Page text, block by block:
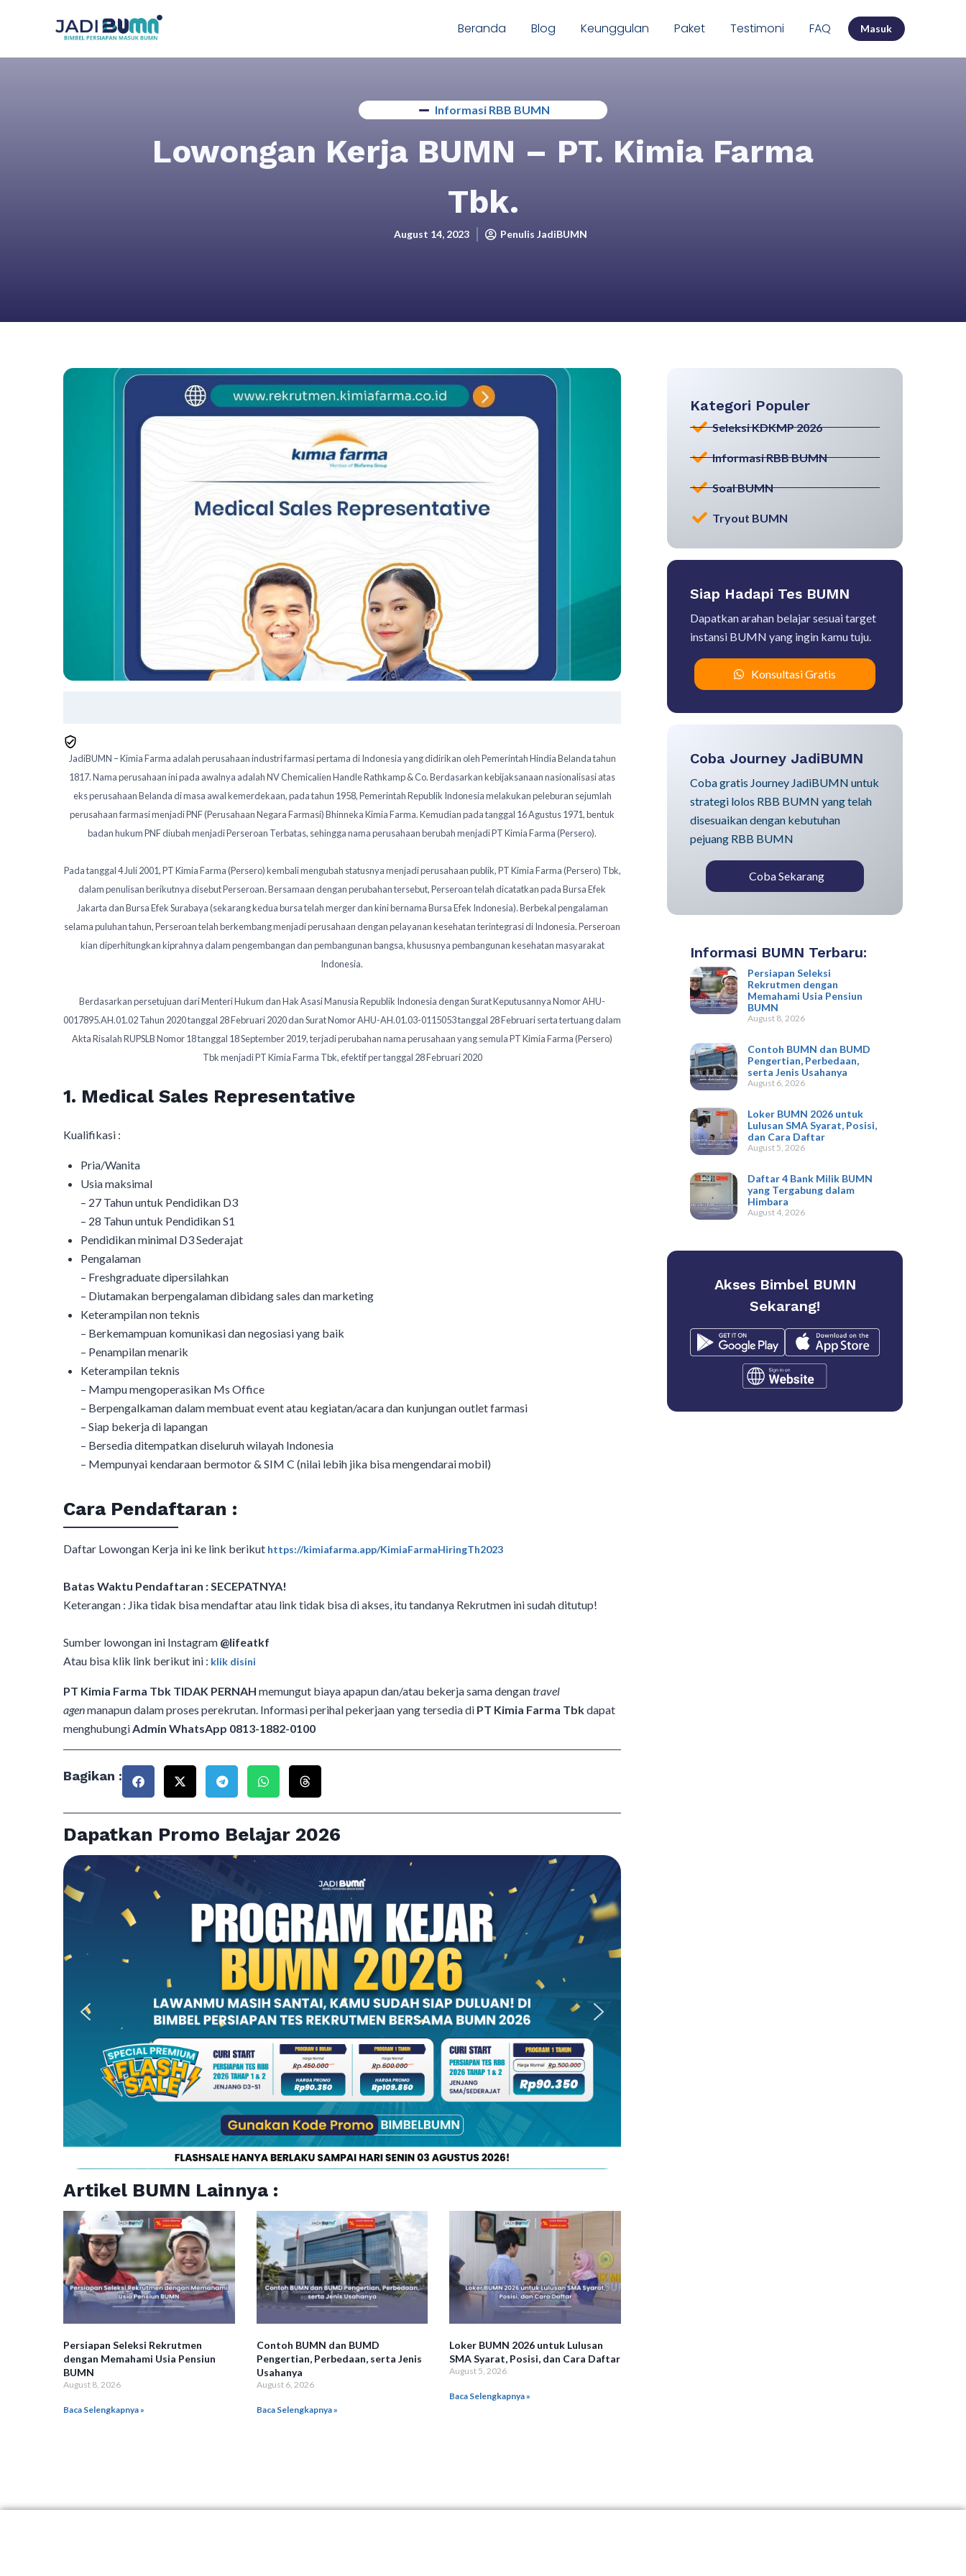
Beranda Blog Keunggulan Paket Testimoni FAQ Masuk
Informasi RBB BUMN
Lowongan Kerja BUMN – PT. Kimia Farma
Tbk.
August 14, 2023 Penulis JadiBUMN
JadiBUMN – Kimia Farma adalah perusahaan industri farmasi pertama di Indonesia yang didirikan oleh Pemerintah Hindia Belanda tahun
1817. Nama perusahaan ini pada awalnya adalah NV Chemicalien Handle Rathkamp & Co. Berdasarkan kebijaksanaan nasionalisasi atas
eks perusahaan Belanda di masa awal kemerdekaan, pada tahun 1958, Pemerintah Republik Indonesia melakukan peleburan sejumlah
perusahaan farmasi menjadi PNF (Perusahaan Negara Farmasi) Bhinneka Kimia Farma. Kemudian pada tanggal 16 Agustus 1971, bentuk
badan hukum PNF diubah menjadi Perseroan Terbatas, sehingga nama perusahaan berubah menjadi PT Kimia Farma (Persero).
Pada tanggal 4 Juli 2001, PT Kimia Farma (Persero) kembali mengubah statusnya menjadi perusahaan publik, PT Kimia Farma (Persero) Tbk,
dalam penulisan berikutnya disebut Perseroan. Bersamaan dengan perubahan tersebut, Perseroan telah dicatatkan pada Bursa Efek
Jakarta dan Bursa Efek Surabaya (sekarang kedua bursa telah merger dan kini bernama Bursa Efek Indonesia). Berbekal pengalaman
selama puluhan tahun, Perseroan telah berkembang menjadi perusahaan dengan pelayanan kesehatan terintegrasi di Indonesia. Perseroan
kian diperhitungkan kiprahnya dalam pengembangan dan pembangunan bangsa, khususnya pembangunan kesehatan masyarakat
Indonesia.
Berdasarkan persetujuan dari Menteri Hukum dan Hak Asasi Manusia Republik Indonesia dengan Surat Keputusannya Nomor AHU-
0017895.AH.01.02 Tahun 2020 tanggal 28 Februari 2020 dan Surat Nomor AHU-AH.01.03-0115053 tanggal 28 Februari serta tertuang dalam
Akta Risalah RUPSLB Nomor 18 tanggal 18 September 2019, terjadi perubahan nama perusahaan yang semula PT Kimia Farma (Persero)
Tbk menjadi PT Kimia Farma Tbk, efektif per tanggal 28 Februari 2020
1. Medical Sales Representative
Kualifikasi :
Pria/Wanita
Usia maksimal
– 27 Tahun untuk Pendidikan D3
– 28 Tahun untuk Pendidikan S1
Pendidikan minimal D3 Sederajat
Pengalaman
– Freshgraduate dipersilahkan
– Diutamakan berpengalaman dibidang sales dan marketing
Keterampilan non teknis
– Berkemampuan komunikasi dan negosiasi yang baik
– Penampilan menarik
Keterampilan teknis
– Mampu mengoperasikan Ms Office
– Berpengalkaman dalam membuat event atau kegiatan/acara dan kunjungan outlet farmasi
– Siap bekerja di lapangan
– Bersedia ditempatkan diseluruh wilayah Indonesia
– Mempunyai kendaraan bermotor & SIM C (nilai lebih jika bisa mengendarai mobil)
Cara Pendaftaran :
Daftar Lowongan Kerja ini ke link berikut https://kimiafarma.app/KimiaFarmaHiringTh2023
Batas Waktu Pendaftaran : SECEPATNYA!
Keterangan : Jika tidak bisa mendaftar atau link tidak bisa di akses, itu tandanya Rekrutmen ini sudah ditutup!
Sumber lowongan ini Instagram @lifeatkf
Atau bisa klik link berikut ini : klik disini
PT Kimia Farma Tbk TIDAK PERNAH memungut biaya apapun dan/atau bekerja sama dengantravel
agenmanapun dalam proses perekrutan. Informasi perihal pekerjaan yang tersedia di PT Kimia Farma Tbkdapat
menghubungiAdmin WhatsApp 0813-1882-0100
Bagikan :
Dapatkan Promo Belajar 2026
Artikel BUMN Lainnya :
Persiapan Seleksi Rekrutmen
dengan Memahami Usia Pensiun
BUMN
August 8, 2026
Baca Selengkapnya »
Contoh BUMN dan BUMD
Pengertian, Perbedaan, serta Jenis
Usahanya
August 6, 2026
Baca Selengkapnya »
Loker BUMN 2026 untuk Lulusan
SMA Syarat, Posisi, dan Cara Daftar
August 5, 2026
Baca Selengkapnya »
Kategori Populer
Seleksi KDKMP 2026
Informasi RBB BUMN
Soal BUMN
Tryout BUMN
Siap Hadapi Tes BUMN
Dapatkan arahan belajar sesuai target
instansi BUMN yang ingin kamu tuju.
Konsultasi Gratis
Coba Journey JadiBUMN
Coba gratis Journey JadiBUMN untuk
strategi lolos RBB BUMN yang telah
disesuaikan dengan kebutuhan
pejuang RBB BUMN
Coba Sekarang
Informasi BUMN Terbaru:
Persiapan Seleksi
Rekrutmen dengan
Memahami Usia Pensiun
BUMN
August 8, 2026
Contoh BUMN dan BUMD
Pengertian, Perbedaan,
serta Jenis Usahanya
August 6, 2026
Loker BUMN 2026 untuk
Lulusan SMA Syarat, Posisi,
dan Cara Daftar
August 5, 2026
Daftar 4 Bank Milik BUMN
yang Tergabung dalam
Himbara
August 4, 2026
Akses Bimbel BUMN
Sekarang!